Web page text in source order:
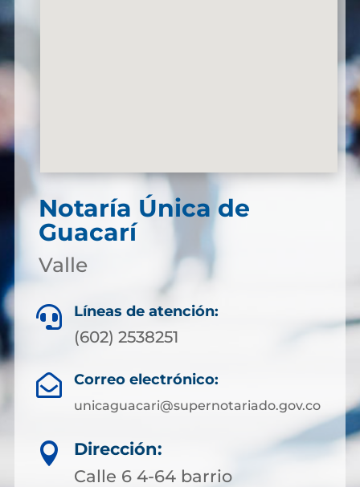
Notaría Única de
Guacarí
Valle
 Líneas de atención:
(602) 2538251
 Correo electrónico:
unicaguacari@supernotariado.gov.co

Dirección:
Calle 6 4-64 barrio